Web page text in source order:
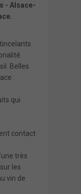
- Alsace-
Belles
:
qui
contact
très
les
vin de